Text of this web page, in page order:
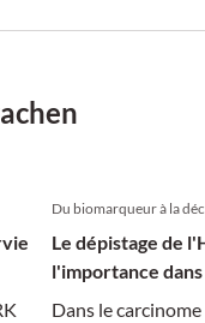
aufgeschlagen
Du biomarqueur à la
Le dépistage de
l'importance
Dans le